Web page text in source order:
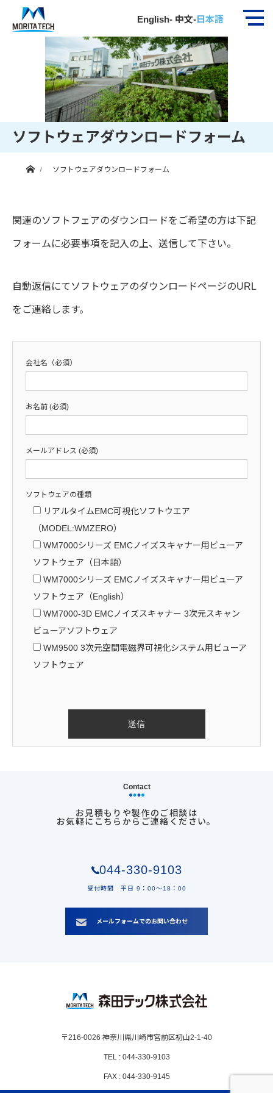
English- 中文-日本語
ソフトウェアダウンロードフォーム
ホームソフトウェアダウンロードフォーム
関連のソフトフェアのダウンロードをご希望の方は下記
フォームに必要事項を記入の上、送信して下さい。
自動返信にてソフトウェアのダウンロードページのURL
をご連絡します。
会社名（必須）
お名前 (必須)
メールアドレス (必須)
ソフトウェアの種類
リアルタイムEMC可視化ソフトウエア
（MODEL:WMZERO）
WM7000シリーズ EMCノイズスキャナー用ビューア
ソフトウェア（日本語）
WM7000シリーズ EMCノイズスキャナー用ビューア
ソフトウェア（English）
WM7000-3D EMCノイズスキャナー 3次元スキャン
ビューアソフトウェア
WM9500 3次元空間電磁界可視化システム用ビューア
ソフトウェア
Contact
お見積もりや製作のご相談は
お気軽にこちらからご連絡ください。
044-330-9103
受付時間 平日 9：00〜18：00
メールフォームでのお問い合わせ
〒216-0026 神奈川県川崎市宮前区初山2-1-40
TEL : 044-330-9103
FAX : 044-330-9145